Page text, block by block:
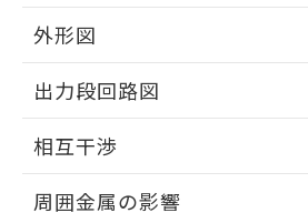
外形図
外形図
出力段回路図
出力段回路図
相互干渉
周囲金属の影響
※本証明書は発行日時点で非
るもので、過去に遡って非含
ものではありません。
また、RoHS指令のフタル酸
物質の対応では、対応完了ま
欄に対応日を記載しておりま
既に当社にて対応品への在
していることから、特段のこ